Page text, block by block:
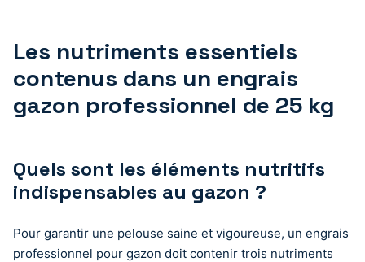
Les nutriments essentiels
contenus dans un engrais
gazon professionnel de 25 kg
Quels sont les éléments nutritifs
indispensables au gazon ?
Pour garantir une pelouse saine et vigoureuse, un engrais
professionnel pour gazon doit contenir trois nutriments